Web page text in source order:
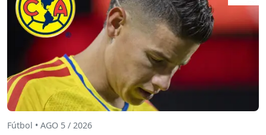
Fútbol • AGO 5 / 2026